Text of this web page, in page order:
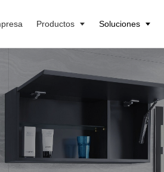
Productos Soluciones